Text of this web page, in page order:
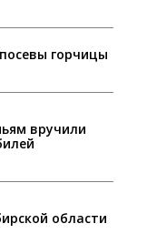
горчицы
вручили
области